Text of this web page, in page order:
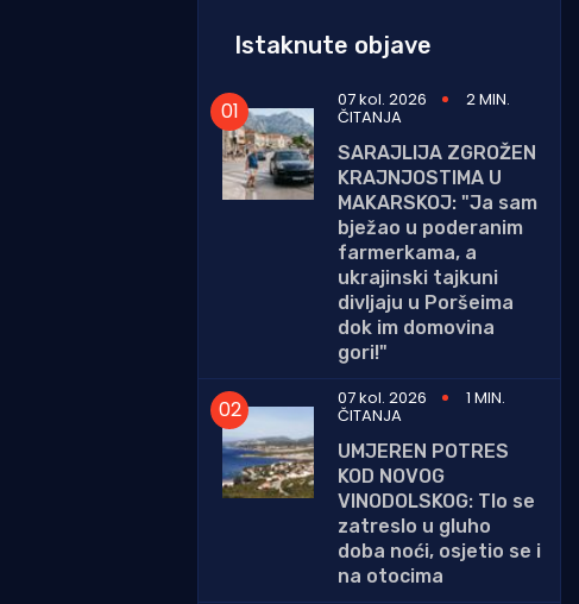
Istaknute objave
07 kol. 2026 2 MIN.
ČITANJA
SARAJLIJA ZGROŽEN
KRAJNJOSTIMA U
MAKARSKOJ: "Ja sam
bježao u poderanim
farmerkama, a
ukrajinski tajkuni
divljaju u Poršeima
dok im domovina
gori!"
07 kol. 2026
1 MIN.
ČITANJA
UMJEREN POTRES
KOD NOVOG
VINODOLSKOG: Tlo se
zatreslo u gluho
doba noći, osjetio se i
na otocima